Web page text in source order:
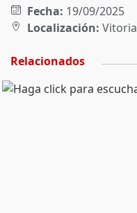
Fecha: 19/09/2025
Localización: Vitoria
Relacionados